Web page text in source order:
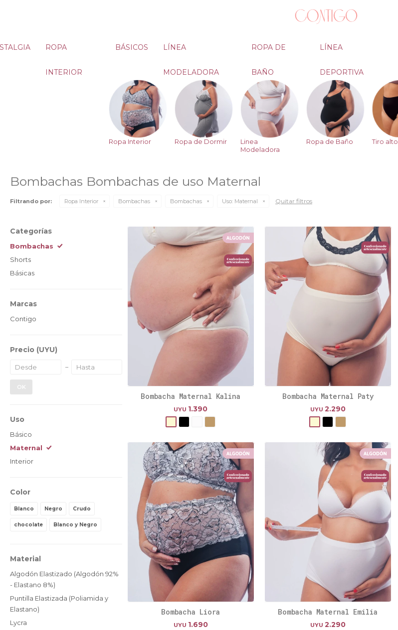
ROPA
INTERIOR
BÁSICOS LÍNEA
MODELADORA
ROPA DE
BAÑO
LÍNEA
DEPORTIVA
Ropa Interior Ropa de Dormir
Linea
Modeladora
Ropa de Baño Tiro alto
Bombachas Bombachas de uso Maternal
Filtrando por: Ropa Interior Bombachas Bombachas Uso: Maternal Quitar filtros
Bombacha Maternal Kalina
UYU 1.390
Bombacha Maternal Paty
UYU 2.290
Bombacha Liora
UYU 1.690
Bombacha Maternal Emilia
UYU 2.290
Categorías
Bombachas
Shorts
Básicas
Marcas
Contigo
Precio (UYU)
OK
Uso
Básico
Maternal
Interior
Color
Blanco Negro Crudo
chocolate Blanco y Negro
Material
Algodón Elastizado (Algodón 92%
- Elastano 8%)
Puntilla Elastizada (Poliamida y
Elastano)
Lycra